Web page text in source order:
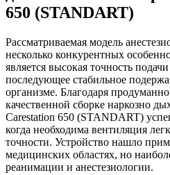
650 (STANDART)
Рассматриваемая модель
несколько конкурентных
является высокая точность
последующее стабильное
организме. Благодаря
качественной сборке наркозно
Carestation 650 (STANDART)
когда необходима вентиляция
точности. Устройство нашло
медицинских областях, но
реанимации и анестезиологии.